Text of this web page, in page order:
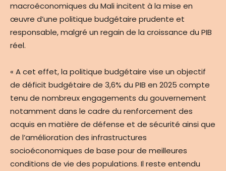
macroéconomiques du Mali incitent à la mise en
œuvre d’une politique budgétaire prudente et
responsable, malgré un regain de la croissance du PIB
réel.
« A cet effet, la politique budgétaire vise un objectif
de déficit budgétaire de 3,6% du PIB en 2025 compte
tenu de nombreux engagements du gouvernement
notamment dans le cadre du renforcement des
acquis en matière de défense et de sécurité ainsi que
de l’amélioration des infrastructures
socioéconomiques de base pour de meilleures
conditions de vie des populations. Il reste entendu